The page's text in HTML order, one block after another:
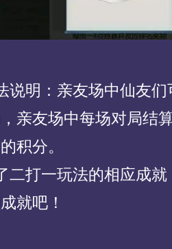
说明：亲友场中仙友
亲友场中每场对局结
积分。
二打一玩法的相应成
就吧！